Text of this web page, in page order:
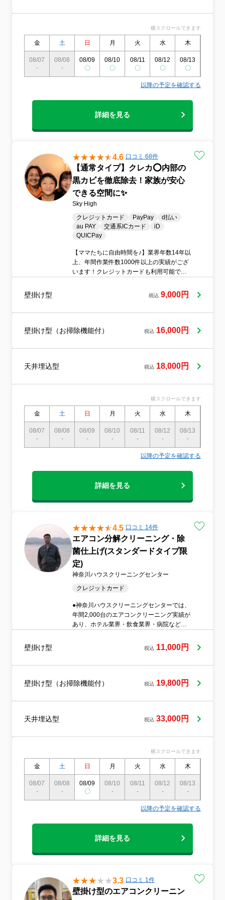
横スクロールできます
金 土 日 月 火 水 木
08/07
-
08/08
-
08/09
〇
08/10
〇
08/11
〇
08/12
〇
08/13
〇
以降の予定を確認する
詳細を見る
4.6 口コミ 68件
【通常タイプ】クレカ⭕️内部の
黒カビを徹底除去！家族が安心
できる空間に✨️
Sky High
クレジットカード
PayPay
d払い
au PAY
交通系ICカード
iD
QUICPay
【ママたちに自由時間を♪】業界年数14年以
上、年間作業件数1000件以上の実績がござ
います！クレジットカードも利用可能で
AMERICAN EXPRESS、Diners Club、
DISCOVER）電子マネー（PayPay、d払
壁掛け型 税込 9,000円
壁掛け型（お掃除機能付） 税込 16,000円
天井埋込型 税込 18,000円
横スクロールできます
金 土 日 月 火 水 木
08/07
-
08/08
-
08/09
-
08/10
-
08/11
-
08/12
-
08/13
-
以降の予定を確認する
詳細を見る
4.5 口コミ 14件
エアコン分解クリーニング・除
菌仕上げ(スタンダードタイプ限
定)
神奈川ハウスクリーニングセンター
クレジットカード
●神奈川ハウスクリーニングセンターでは、
年間2,000台のエアコンクリーニング実績が
あり、ホテル業界・飲食業界・病院など、
ご依頼をいただいております。●年間リピー
ト率は約8割と高く、多くのお客様に継続し
を実施し、最新機種にも対応できるよう体
取り上げられ、多くのお客様からご好評の
壁掛け型 税込 11,000円
壁掛け型（お掃除機能付） 税込 19,800円
天井埋込型 税込 33,000円
横スクロールできます
金 土 日 月 火 水 木
08/07
-
08/08
-
08/09
〇
08/10
-
08/11
-
08/12
-
08/13
-
以降の予定を確認する
詳細を見る
3.3 口コミ 1件
壁掛け型のエアコンクリーニン